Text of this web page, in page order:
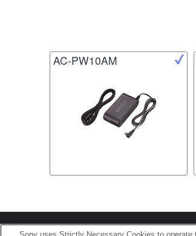
AC-PW10AM